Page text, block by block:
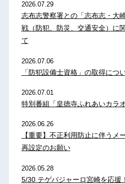
2026.07.29
志布志警察署との「志布志・大
戦（防犯、防災、交通安全）に
て
2026.07.06
「防犯設備士資格」の取得につ
2026.07.01
特別番組「皇徳寺ふれあいカラ
2026.06.26
【重要】不正利用防止に伴うメ
再設定のお願い
2026.05.28
5/30 テゲバジャーロ宮崎を応